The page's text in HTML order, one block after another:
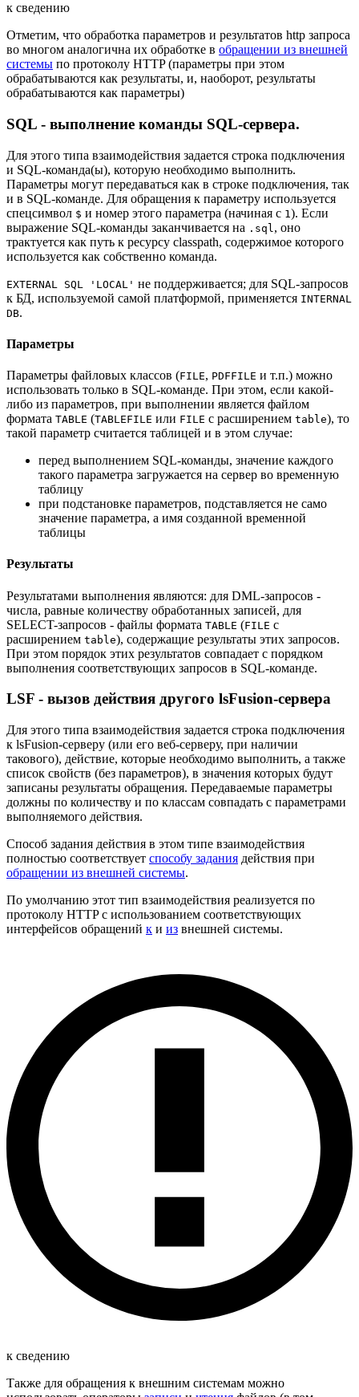
к сведению
Отметим, что обработка параметров и результатов http запроса
во многом аналогична их обработке в обращении из внешней
системы по протоколу HTTP (параметры при этом
обрабатываются как результаты, и, наоборот, результаты
обрабатываются как параметры)
SQL - выполнение команды SQL-сервера.
Для этого типа взаимодействия задается строка подключения
и SQL-команда(ы), которую необходимо выполнить.
Параметры могут передаваться как в строке подключения, так
и в SQL-команде. Для обращения к параметру используется
спецсимвол $ и номер этого параметра (начиная с 1 ). Если
выражение SQL-команды заканчивается на .sql , оно
трактуется как путь к ресурсу classpath, содержимое которого
используется как собственно команда.
EXTERNAL SQL 'LOCAL' не поддерживается; для SQL-запросов
к БД, используемой самой платформой, применяется INTERNAL
DB.
Параметры
Параметры файловых классов (FILE, PDFFILE и т.п.) можно
использовать только в SQL-команде. При этом, если какой-
либо из параметров, при выполнении является файлом
формата TABLE (TABLEFILE или FILE с расширением table), то
такой параметр считается таблицей и в этом случае:
перед выполнением SQL-команды, значение каждого
такого параметра загружается на сервер во временную
таблицу
при подстановке параметров, подставляется не само
значение параметра, а имя созданной временной
таблицы
Результаты
Результатами выполнения являются: для DML-запросов -
числа, равные количеству обработанных записей, для
SELECT-запросов - файлы формата TABLE (FILE с
расширением table), содержащие результаты этих запросов.
При этом порядок этих результатов совпадает с порядком
выполнения соответствующих запросов в SQL-команде.
LSF - вызов действия другого lsFusion-сервера
Для этого типа взаимодействия задается строка подключения
к lsFusion-серверу (или его веб-серверу, при наличии
такового), действие, которые необходимо выполнить, а также
список свойств (без параметров), в значения которых будут
записаны результаты обращения. Передаваемые параметры
должны по количеству и по классам совпадать с параметрами
выполняемого действия.
Способ задания действия в этом типе взаимодействия
полностью соответствует способу задания действия при
обращении из внешней системы.
По умолчанию этот тип взаимодействия реализуется по
протоколу HTTP с использованием соответствующих
интерфейсов обращений к и из внешней системы.
к сведению
Также для обращения к внешним системам можно